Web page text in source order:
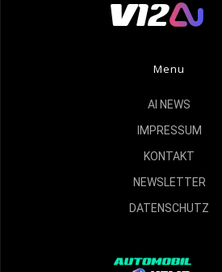
Menu
AI NEWS
IMPRESSUM
KONTAKT
NEWSLETTER
DATENSCHUTZ